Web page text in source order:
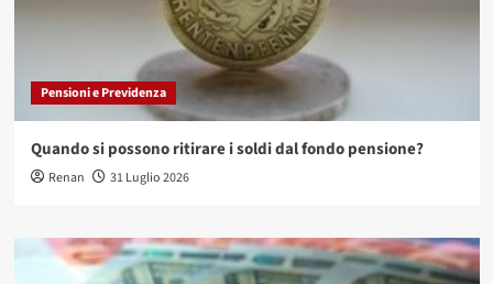
Pensioni e Previdenza
Quando si possono ritirare i soldi dal fondo pensione?
Renan 31 Luglio 2026